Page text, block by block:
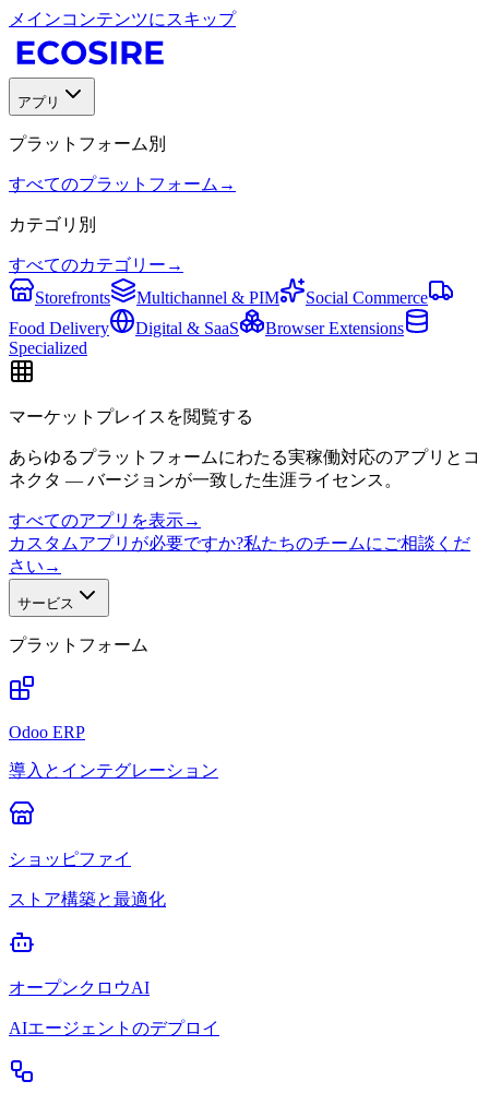
メインコンテンツにスキップ
アプリ
プラットフォーム別
すべてのプラットフォーム →
カテゴリ別
すべてのカテゴリー →
Storefronts
Multichannel & PIM
Social Commerce
Food Delivery
Digital & SaaS
Browser Extensions
Specialized
マーケットプレイスを閲覧する
あらゆるプラットフォームにわたる実稼働対応のアプリとコ
ネクタ — バージョンが一致した生涯ライセンス。
すべてのアプリを表示→
カスタムアプリが必要ですか?私たちのチームにご相談くだ
さい →
サービス
プラットフォーム
Odoo ERP
導入とインテグレーション
ショッピファイ
ストア構築と最適化
オープンクロウAI
AIエージェントのデプロイ